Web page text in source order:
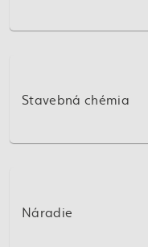
Stavebná chémia
Náradie